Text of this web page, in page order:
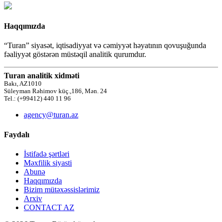
Haqqımızda
“Turan” siyasət, iqtisadiyyat və cəmiyyət həyatının qovuşuğunda
fəaliyyət göstərən müstəqil analitik qurumdur.
Turan analitik xidməti
Bakı, AZ1010
Süleyman Rəhimov küç.,186, Mən. 24
Tel.: (+99412) 440 11 96
agency@turan.az
Faydalı
İstifadə şərtləri
Məxfilik siyasti
Abunə
Haqqımızda
Bizim mütəxəssislərimiz
Arxiv
CONTACT AZ